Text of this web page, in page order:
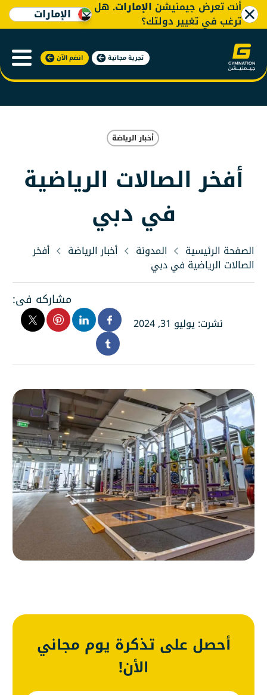
تجربة مجانية انضم الآن
أنت تعرض جيمنيشن الإمارات. هل
ترغب في تغيير دولتك؟ الإمارات
أخبار الرياضة
أفخر الصالات الرياضية
في دبي
الصفحة الرئيسية المدونة أخبار الرياضة أفخر
الصالات الرياضية في دبي
نشرت: يوليو 31, 2024
مشاركه فى:
أحصل على تذكرة يوم مجاني
الأن!